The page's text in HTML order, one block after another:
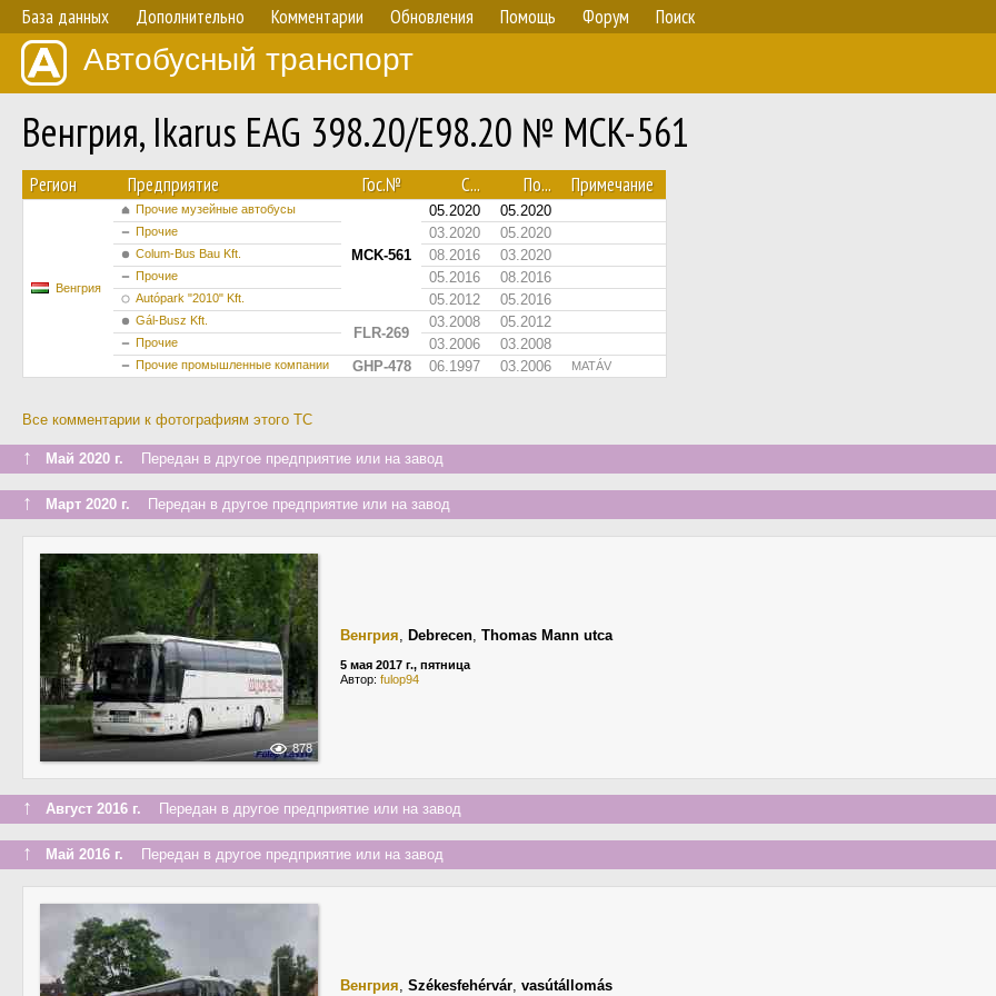
База данных Дополнительно Комментарии Обновления Помощь Форум Поиск
Автобусный транспорт
Венгрия, Ikarus EAG 398.20/E98.20 № MCK-561
Регион Предприятие Гос.№ С... По... Примечание
Венгрия
Прочие музейные автобусы
MCK-561
05.2020 05.2020
Прочие 03.2020 05.2020
Colum-Bus Bau Kft. 08.2016 03.2020
Прочие 05.2016 08.2016
Autópark "2010" Kft. 05.2012 05.2016
Gál-Busz Kft.
FLR-269
03.2008 05.2012
Прочие 03.2006 03.2008
Прочие промышленные компании GHP-478 06.1997 03.2006 MATÁV
Все комментарии к фотографиям этого ТС
↑ Май 2020 г. Передан в другое предприятие или на завод
↑ Март 2020 г. Передан в другое предприятие или на завод
878
Венгрия, Debrecen, Thomas Mann utca
5 мая 2017 г., пятница
Автор: fulop94
↑ Август 2016 г. Передан в другое предприятие или на завод
↑ Май 2016 г. Передан в другое предприятие или на завод
Венгрия, Székesfehérvár, vasútállomás